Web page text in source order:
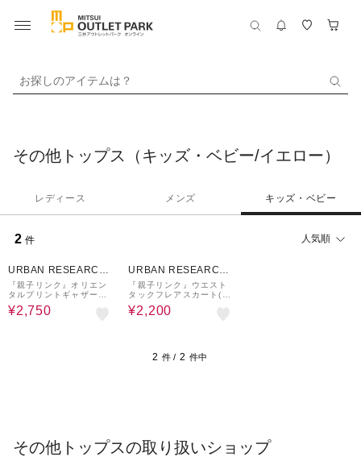
お探しのアイテムは？
その他トップス（キッズ・ベビー/イエロー）
レディース メンズ キッズ・ベビー
2 件 人気順
URBAN RESEARCH
ware house
『親子リンク』オリエン
タルプリントギャザース
カート(KIDS)
¥2,750
URBAN RESEARCH
ware house
『親子リンク』ウエスト
タックフレアスカート(KI
DS)
¥2,200
2 件 / 2 件中
その他トップスの取り扱いショップ